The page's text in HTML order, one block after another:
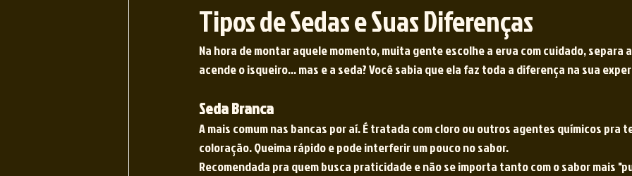
Tipos de Sedas e Suas Diferenças
Na hora de montar aquele momento, muita gente escolhe a erva com cuidado,
acende o isqueiro… mas e a seda? Você sabia que ela faz toda a diferença na sua
Seda Branca
A mais comum nas bancas por aí. É tratada com cloro ou outros agentes químicos pra
coloração. Queima rápido e pode interferir um pouco no sabor.
Recomendada pra quem busca praticidade e não se importa tanto com o sabor mais